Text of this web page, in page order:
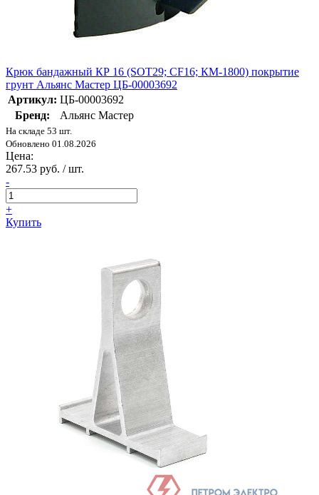
Крюк бандажный КР 16 (SOT29; CF16; КМ-1800) покрытие
грунт Альянс Мастер ЦБ-00003692
Артикул: ЦБ-00003692
Бренд:
Альянс Мастер
На складе 53 шт.
Обновлено 01.08.2026
Цена:
267.53 руб. / шт.
-
+
Купить